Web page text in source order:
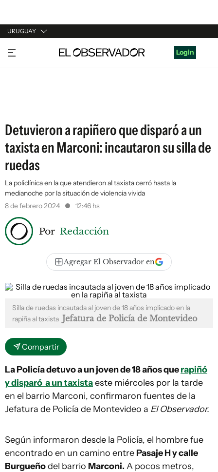
URUGUAY
URUGUAY
ARGENTINA
Login
Detuvieron a rapiñero que disparó a un
taxista en Marconi: incautaron su silla de
ruedas
La policlínica en la que atendieron al taxista cerró hasta la
medianoche por la situación de violencia vivida
8 de febrero 2024
12:46 hs
Por Redacción
Agregar El Observador en
Silla de ruedas incautada al joven de 18 años implicado en la
rapiña al taxista Jefatura de Policía de Montevideo
Compartir
La Policía detuvo a un joven de 18 años querapiñó
y disparó a un taxistaeste miércoles por la tarde
en el barrio Marconi, confirmaron fuentes de la
Jefatura de Policía de Montevideo a El Observador.
Según informaron desde la Policía, el hombre fue
encontrado en un camino entre Pasaje H y calle
Burgueñodel barrio Marconi. A pocos metros,